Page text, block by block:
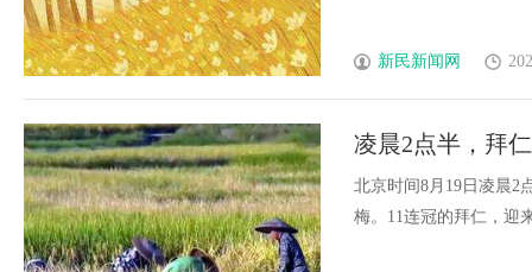
新民新闻网
凌晨2点半，拜
球
北京时间8月19日凌晨2
梅。11连冠的拜仁，迎